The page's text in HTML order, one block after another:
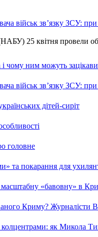
військ зв’язку ЗСУ:
25 квітня провели
чому ним можуть
військ зв’язку ЗСУ:
дітей-сиріт
головне
та покарання для
масштабну «бавовну» в
Криму? Журналісти
колцентрами: як Микола